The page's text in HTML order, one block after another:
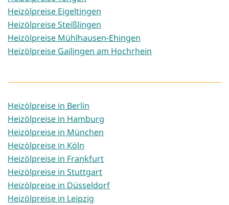
Heizölpreise Eigeltingen
Heizölpreise Steißlingen
Heizölpreise Mühlhausen-Ehingen
Heizölpreise Gailingen am Hochrhein
Heizölpreise in Berlin
Heizölpreise in Hamburg
Heizölpreise in München
Heizölpreise in Köln
Heizölpreise in Frankfurt
Heizölpreise in Stuttgart
Heizölpreise in Düsseldorf
Heizölpreise in Leipzig